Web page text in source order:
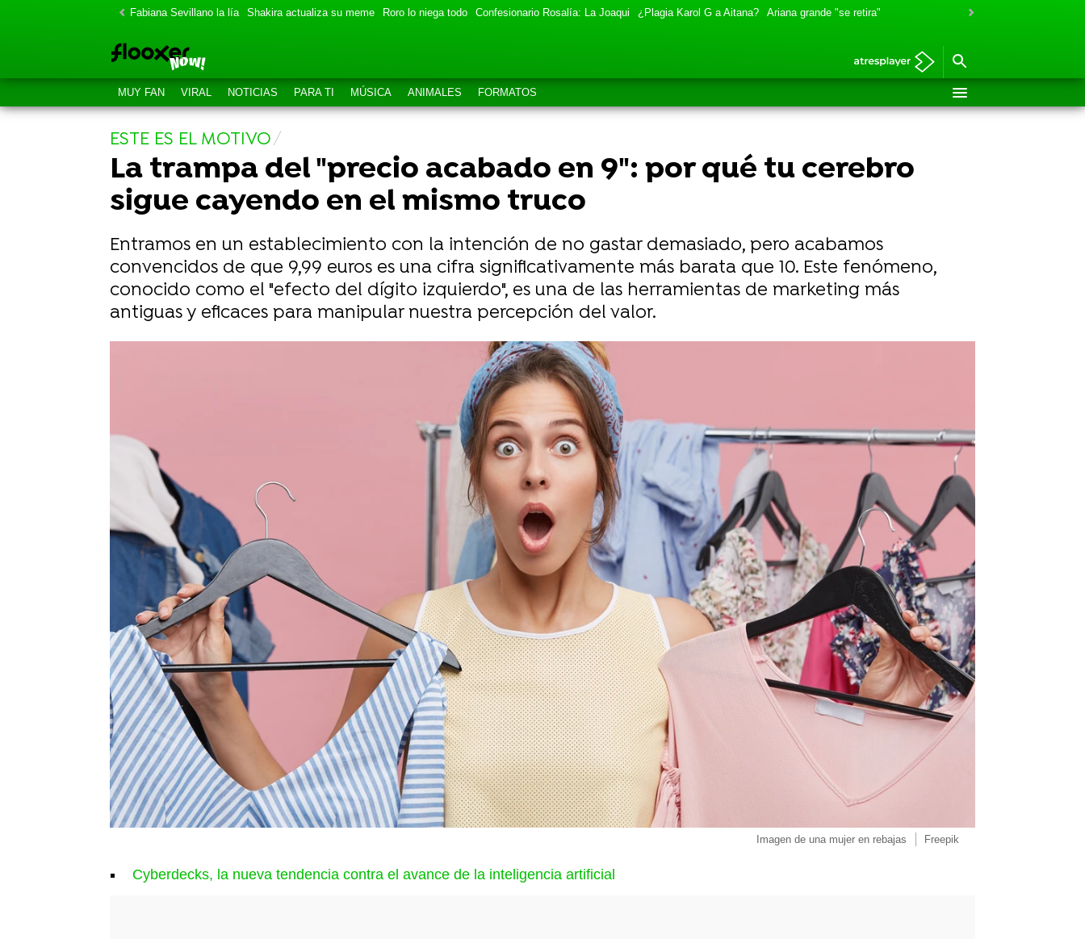
Fabiana Sevillano la lía Shakira actualiza su meme Roro lo niega todo Confesionario Rosalía: La Joaqui ¿Plagia Karol G a Aitana? Ariana grande "se retira"
MUY FAN VIRAL NOTICIAS PARA TI MÚSICA ANIMALES FORMATOS
ESTE ES EL MOTIVO
La trampa del "precio acabado en 9": por qué tu cerebro
sigue cayendo en el mismo truco
Entramos en un establecimiento con la intención de no gastar demasiado, pero acabamos
convencidos de que 9,99 euros es una cifra significativamente más barata que 10. Este fenómeno,
conocido como el "efecto del dígito izquierdo", es una de las herramientas de marketing más
antiguas y eficaces para manipular nuestra percepción del valor.
Imagen de una mujer en rebajas Freepik
Cyberdecks, la nueva tendencia contra el avance de la inteligencia artificial